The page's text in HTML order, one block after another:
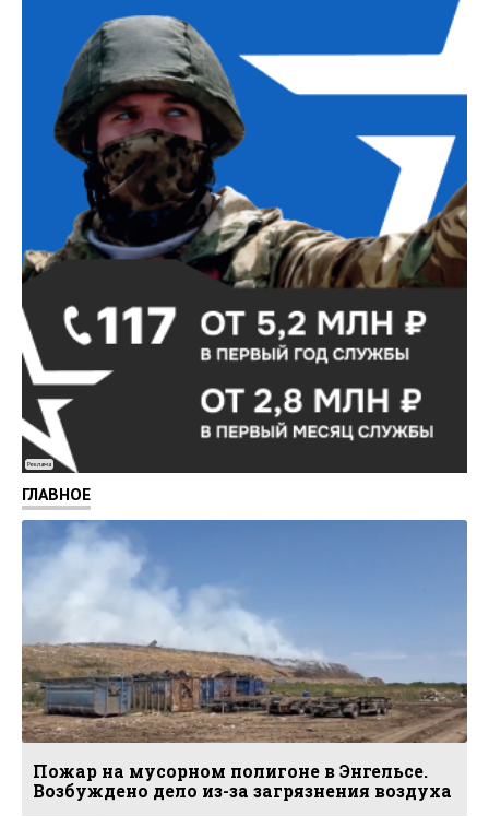
Реклама
ГЛАВНОЕ
Пожар на мусорном полигоне в Энгельсе.
Возбуждено дело из-за загрязнения воздуха